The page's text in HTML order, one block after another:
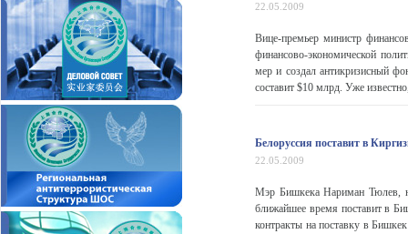
22.05.2009
Вице-премьер министр
финансово-экономической
мер и создал антикризисный
составит $10 млрд. Уже
Белоруссия поставит в
22.05.2009
Мэр Бишкека Нариман Тюлев,
ближайшее время поставит в
контракты на поставку в